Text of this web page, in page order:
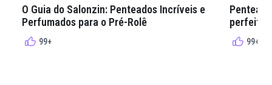
O Guia do Salonzin: Penteados Incríveis e
Perfumados para o Pré-Rolê
99+
perfeita
99+